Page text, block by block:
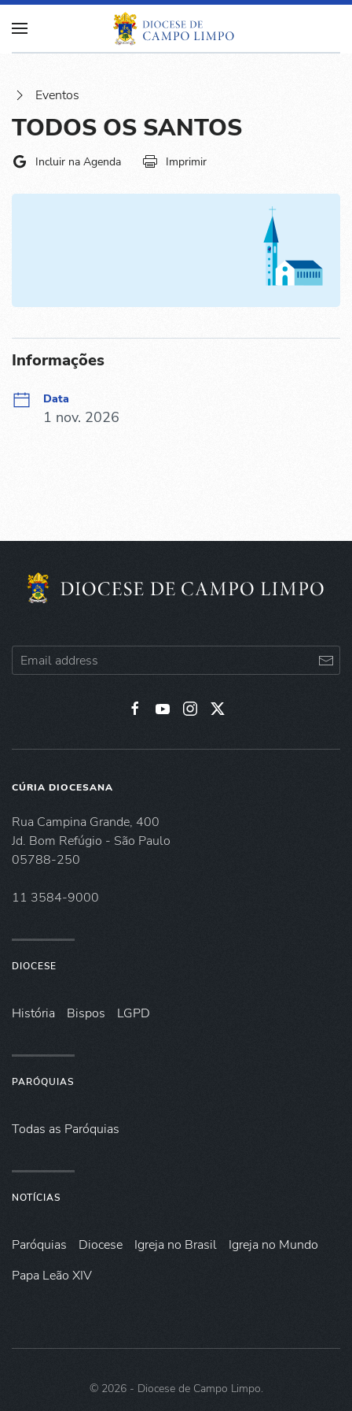
Eventos
TODOS OS SANTOS
Incluir na Agenda Imprimir
Informações
Data
1 nov. 2026
CÚRIA DIOCESANA
Rua Campina Grande, 400
Jd. Bom Refúgio - São Paulo
05788-250
11 3584-9000
DIOCESE
História Bispos LGPD
PARÓQUIAS
Todas as Paróquias
NOTÍCIAS
Paróquias Diocese Igreja no Brasil
Igreja no Mundo
Papa Leão XIV
© 2026- Diocese de Campo Limpo.